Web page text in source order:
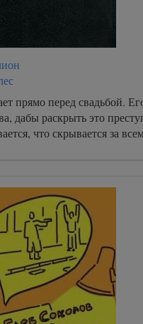
прямо перед свадьбой.
дабы раскрыть это
что скрывается за